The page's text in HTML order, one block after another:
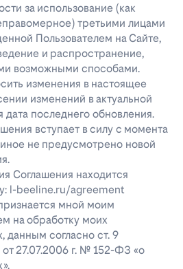
за использование (как
третьими лицами
Пользователем на Сайте,
и распространение,
возможными способами.
изменения в настоящее
изменений в актуальной
дата последнего обновления.
вступает в силу с момента
не предусмотрено новой
Соглашения находится
l-beeline.ru/agreement
мной моим
на обработку моих
данным согласно ст. 9
27.07.2006 г. № 152-ФЗ «о